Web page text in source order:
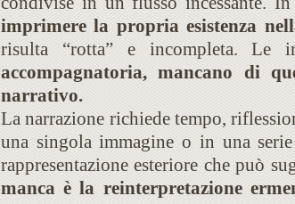
imprimere la propria esistenza
risulta “rotta” e incompleta. Le
accompagnatoria, mancano di
narrativo.
La narrazione richiede tempo,
una singola immagine o in una
rappresentazione esteriore che può
manca è la reinterpretazione